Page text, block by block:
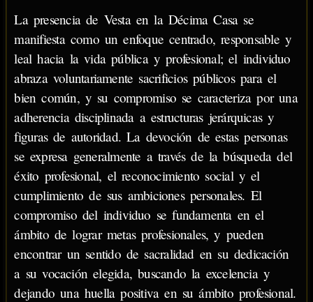
La presencia de Vesta en la Décima Casa se
manifiesta como un enfoque centrado, responsable y
leal hacia la vida pública y profesional; el individuo
abraza voluntariamente sacrificios públicos para el
bien común, y su compromiso se caracteriza por una
adherencia disciplinada a estructuras jerárquicas y
figuras de autoridad. La devoción de estas personas
se expresa generalmente a través de la búsqueda del
éxito profesional, el reconocimiento social y el
cumplimiento de sus ambiciones personales. El
compromiso del individuo se fundamenta en el
ámbito de lograr metas profesionales, y pueden
encontrar un sentido de sacralidad en su dedicación
a su vocación elegida, buscando la excelencia y
dejando una huella positiva en su ámbito profesional.